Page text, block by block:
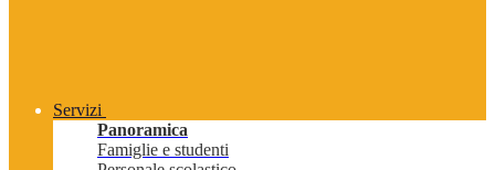
Servizi
Panoramica
Famiglie e studenti